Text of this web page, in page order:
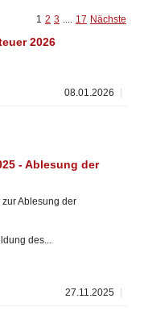
1 2 3 .... 17 Nächste
2026
08.01.2026
- Ablesung der
Ablesung der
des...
27.11.2025